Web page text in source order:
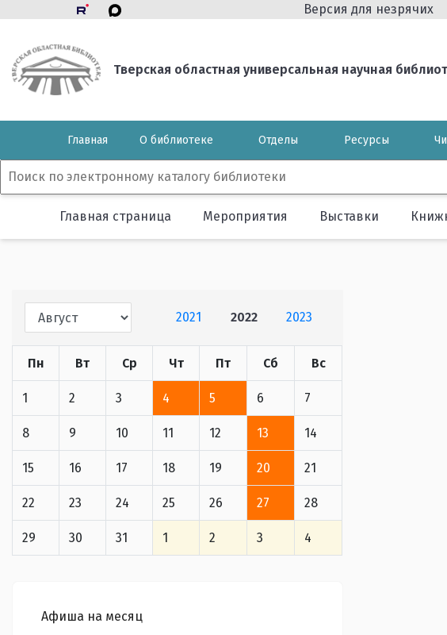
Версия для незрячих
Тверская областная универсальная научная
Главная О библиотеке Отделы Ресурсы
Главная страница Мероприятия Выставки
2021 2022 2023
Пн Вт Ср Чт Пт Сб Вс
1 2 3 4 5 6 7
8 9 10 11 12 13 14
15 16 17 18 19 20 21
22 23 24 25 26 27 28
29 30 31 1 2 3 4
Афиша на месяц